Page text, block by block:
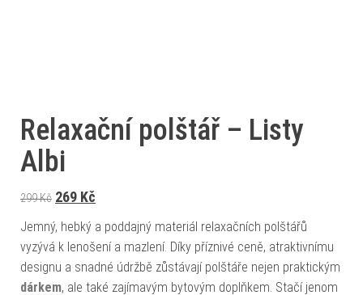
Relaxační polštář – Listy
Albi
299Kč Původní cena byla: 299 Kč.
269 Kč
Jemný, hebký a poddajný materiál relaxačních polštářů
vyzývá k lenošení a mazlení. Díky příznivé ceně, atraktivnímu
designu a snadné údržbě zůstávají polštáře nejen praktickým
dárkem, ale také zajímavým bytovým doplňkem. Stačí jenom